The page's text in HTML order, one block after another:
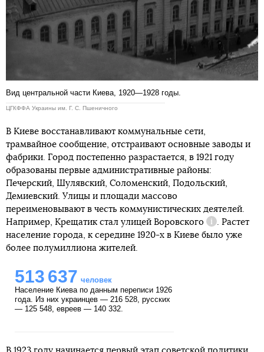
Вид центральной части Киева, 1920—1928 годы.
ЦГКФФА Украины им. Г. С. Пшеничного
В Киеве восстанавливают коммунальные сети,
трамвайное сообщение, отстраивают основные заводы и
фабрики. Город постепенно разрастается, в 1921 году
образованы первые административные районы:
Печерский, Шулявский, Соломенский, Подольский,
Демиевский. Улицы и площади массово
переименовывают в честь коммунистических деятелей.
Например, Крещатик стал улицей Воровского
Справка
. Растет
население города, к середине 1920-х в Киеве было уже
более полумиллиона жителей.
513 637 человек
Население Киева по данным переписи 1926
года. Из них украинцев — 216 528, русских
— 125 548, евреев — 140 332.